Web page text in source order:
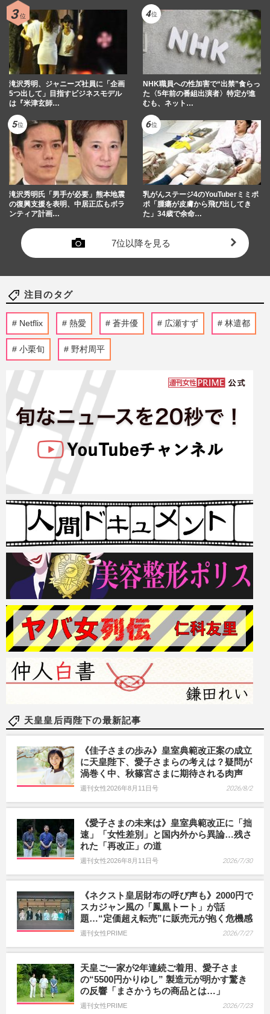
滝沢秀明、ジャニーズ社員に「企画
5つ出して」目指すビジネスモデル
は『米津玄師…
NHK職員への性加害で“出禁”食らっ
た〈5年前の番組出演者〉特定が進
むも、ネット…
滝沢秀明氏「男手が必要」熊本地震
の復興支援を表明、中居正広もボラ
ンティア計画…
乳がんステージ4のYouTuberミミポ
ポ「腫瘍が皮膚から飛び出してき
た」34歳で余命…
7位以降を見る
注目のタグ
Netflix 熱愛 蒼井優 広瀬すず 林遣都
小栗旬 野村周平
天皇皇后両陛下の最新記事
《佳子さまの歩み》皇室典範改正案の成立
に天皇陛下、愛子さまらの考えは？疑問が
渦巻く中、秋篠宮さまに期待される肉声
週刊女性2026年8月11日号 2026/8/2
《愛子さまの未来は》皇室典範改正に「拙
速」「女性差別」と国内外から異論…残さ
れた「再改正」の道
週刊女性2026年8月11日号 2026/7/30
《ネクスト皇居財布の呼び声も》2000円で
スカジャン風の「鳳凰トート」が話
題…“定価超え転売”に販売元が抱く危機感
週刊女性PRIME 2026/7/27
天皇ご一家が2年連続ご着用、愛子さま
の“5500円かりゆし” 製造元が明かす驚き
の反響「まさかうちの商品とは…」
週刊女性PRIME 2026/7/23